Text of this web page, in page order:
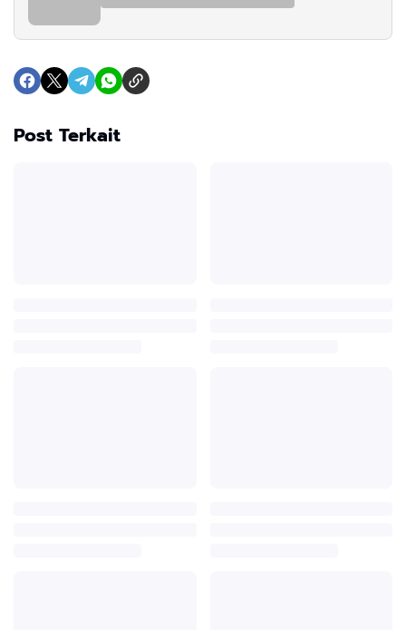
Post Terkait